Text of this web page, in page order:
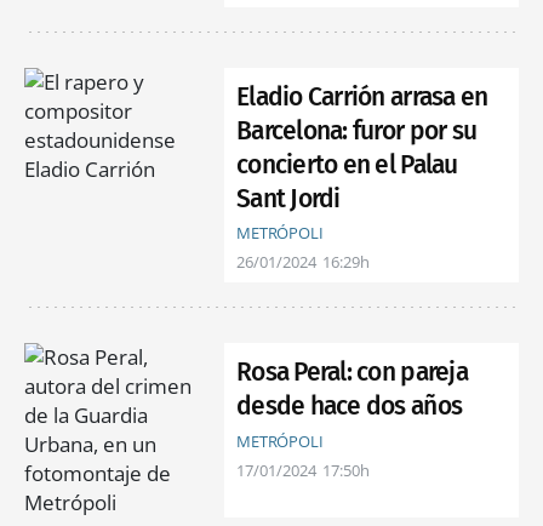
Eladio Carrión arrasa en
Barcelona: furor por su
concierto en el Palau
Sant Jordi
METRÓPOLI
26/01/2024 16:29h
Rosa Peral: con pareja
desde hace dos años
METRÓPOLI
17/01/2024 17:50h